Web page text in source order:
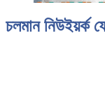
চলমান নিউইয়র্ক